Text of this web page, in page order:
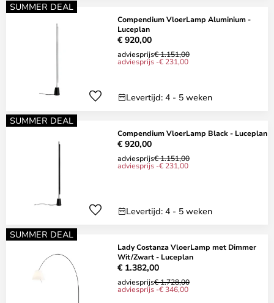
SUMMER DEAL
Compendium VloerLamp Aluminium -
Luceplan
€ 920,00
adviesprijs€ 1.151,00
adviesprijs -€ 231,00
Levertijd: 4 - 5 weken
SUMMER DEAL
Compendium VloerLamp Black - Luceplan
€ 920,00
adviesprijs€ 1.151,00
adviesprijs -€ 231,00
Levertijd: 4 - 5 weken
SUMMER DEAL
Lady Costanza VloerLamp met Dimmer
Wit/Zwart - Luceplan
€ 1.382,00
adviesprijs€ 1.728,00
adviesprijs -€ 346,00